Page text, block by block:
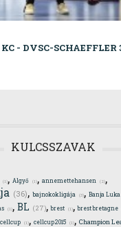
- DVSC-SCHAEFFLER
KULCSSZAVAK
(1), Algyő (1), annemettehansen (2),
(36), bajnokokligája (3), Banja Luka
(1), BL (27),brest (1),brest bretagne
cellcup (1), cellcup2015 (1), Champion